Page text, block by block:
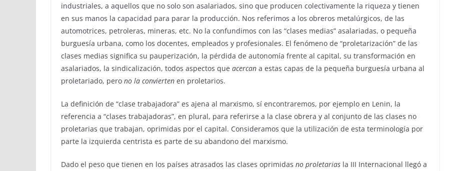
industriales, a aquellos que no solo son asalariados, sino que producen colectivamente la riqueza y tienen
en sus manos la capacidad para parar la producción. Nos referimos a los obreros metalúrgicos, de las
automotrices, petroleras, mineras, etc. No la confundimos con las “clases medias” asalariadas, o pequeña
burguesía urbana, como los docentes, empleados y profesionales. El fenómeno de “proletarización” de las
clases medias significa su pauperización, la pérdida de autonomía frente al capital, su transformación en
asalariados, la sindicalización, todos aspectos que acercan a estas capas de la pequeña burguesía urbana al
proletariado, pero no la convierten en proletarios.
La definición de “clase trabajadora” es ajena al marxismo, sí encontraremos, por ejemplo en Lenin, la
referencia a “clases trabajadoras”, en plural, para referirse a la clase obrera y al conjunto de las clases no
proletarias que trabajan, oprimidas por el capital. Consideramos que la utilización de esta terminología por
parte la izquierda centrista es parte de su abandono del marxismo.
Dado el peso que tienen en los países atrasados las clases oprimidas no proletarias la III Internacional llegó a